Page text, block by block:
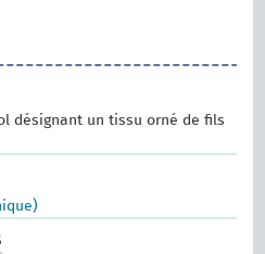
désignant un tissu orné de fils